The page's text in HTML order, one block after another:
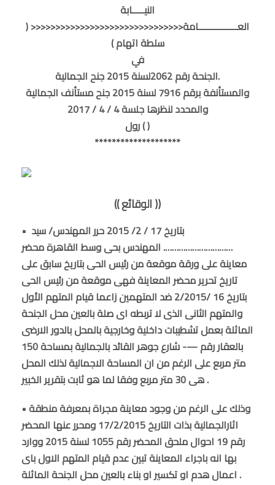
النيـــــابة
العــــــــــــــــامة<<<<<<<<<<<<<<<<<<<<<<<<<<<<<<< (
سلطة اتهام )
في
الجنحة رقم 2062لسنة 2015 جنح الجمالية.
والمستأنفة برقم 7916 لسنة 2015 جنح مستأنف الجمالية
والمحدد لنظرها جلسة 4 / 4 / 2017
رول ( )
********************
(( الوقائع ))
• بتاريخ 17 / 2/ 2015 حرر المهندس/ سيد
…………………………. المهندس بحى وسط القاهرة محضر
معاينة على ورقة موقعة من رئيس الحى بتاريخ سابق على
تاريخ تحرير محضر المعاينة فهى موقعة من رئيس الحى
بتاريخ 16 /2/2015 ضد المتهمين زاعما قيام المتهم الأول
والمتهم الثانى الذى لا تربطه اى صلة بالعين محل الجنحة
الماثلة بعمل تشطيبات داخلية وخارجية بالمحل بالدور الارضى
بالعقار رقم —- شارع جوهر القائد بالجمالية بمساحة 150
متر مربع على الرغم من ان المساحة الاجمالية لذلك المحل
هى 30 متر مربع وفقا لما هو ثابت بتقرير الخبير .
• وذلك على الرغم من وجود معاينة مجراة بمعرفة منطقة
اثارالجمالية بذات التاريخ 17/2/2015 ومحرر عنها المحضر
رقم 19 احوال ملحق المحضر رقم 1055 لسنة 2015 ووارد
بها انه باجراء المعاينة تبين عدم قيام المتهم الاول باى
اعمال هدم او تكسير او بناء بالعين محل الجنحة الماثلة .